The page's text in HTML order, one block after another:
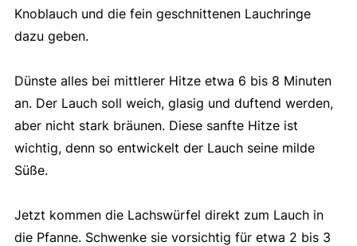
Knoblauch und die fein geschnittenen Lauchringe
dazu geben.
Dünste alles bei mittlerer Hitze etwa 6 bis 8 Minuten
an. Der Lauch soll weich, glasig und duftend werden,
aber nicht stark bräunen. Diese sanfte Hitze ist
wichtig, denn so entwickelt der Lauch seine milde
Süße.
Jetzt kommen die Lachswürfel direkt zum Lauch in
die Pfanne. Schwenke sie vorsichtig für etwa 2 bis 3